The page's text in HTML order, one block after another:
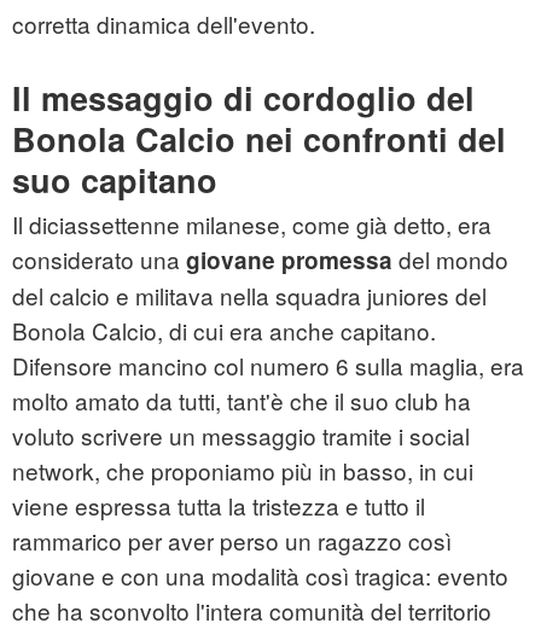
corretta dinamica dell'evento.
Il messaggio di cordoglio del
Bonola Calcio nei confronti del
suo capitano
Il diciassettenne milanese, come già detto, era
considerato una giovane promessa del mondo
del calcio e militava nella squadra juniores del
Bonola Calcio, di cui era anche capitano.
Difensore mancino col numero 6 sulla maglia, era
molto amato da tutti, tant'è che il suo club ha
voluto scrivere un messaggio tramite i social
network, che proponiamo più in basso, in cui
viene espressa tutta la tristezza e tutto il
rammarico per aver perso un ragazzo così
giovane e con una modalità così tragica: evento
che ha sconvolto l'intera comunità del territorio